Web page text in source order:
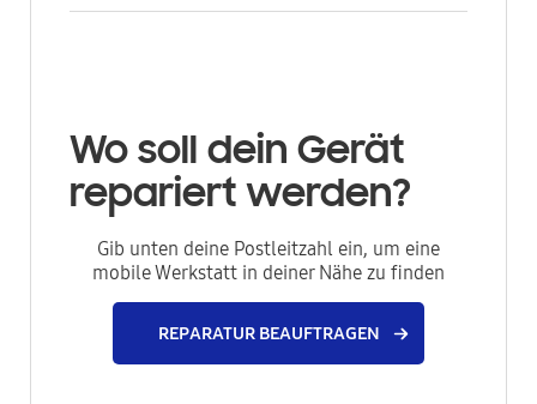
Wo soll dein Gerät
repariert werden?
Gib unten deine Postleitzahl ein, um eine
mobile Werkstatt in deiner Nähe zu finden
REPARATUR BEAUFTRAGEN